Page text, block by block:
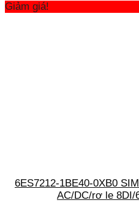
Giảm giá!
6ES7212-1BE40-0XB0
AC/DC/rơ le 8DI/